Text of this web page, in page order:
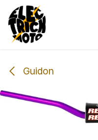
Se rendre au contenu
Guidon